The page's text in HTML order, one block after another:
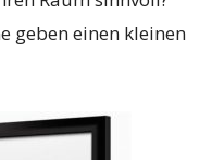
geben einen kleinen